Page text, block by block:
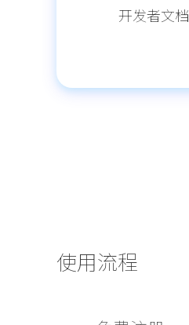
开发者文档
使用流程